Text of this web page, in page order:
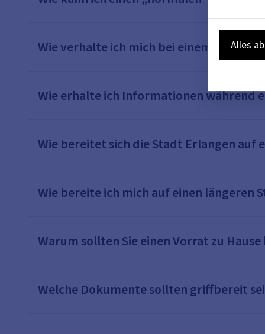
Wie verhalte ich mich bei einem
Wie erhalte ich Informationen während
Wie bereitet sich die Stadt Erlangen
Wie bereite ich mich auf einen längeren
Warum sollten Sie einen Vorrat zu Hause
Welche Dokumente sollten griffbereit
Alles